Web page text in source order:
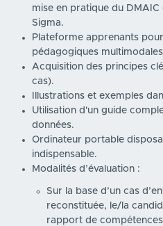
mise en pratique du DMAIC
Sigma.
Plateforme apprenants
pédagogiques
Acquisition des principes
cas).
Illustrations et exemples
Utilisation d'un guide
données.
Ordinateur portable
indispensable.
Modalités d’évaluation :
Sur la base d’un cas
reconstituée, le/la
rapport de